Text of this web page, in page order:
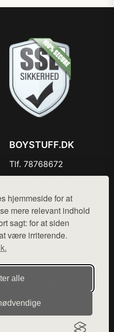
hjemmeside for at
mere relevant indhold
sagt: for at siden
være irriterende.
alle
BOYSTUFF.DK
Tlf. 78768672
Cookie- og privatlivspolitik
der udgiver en række
varer fra denne side - vi
varen. Vi har heller ikke
forbeholdes.